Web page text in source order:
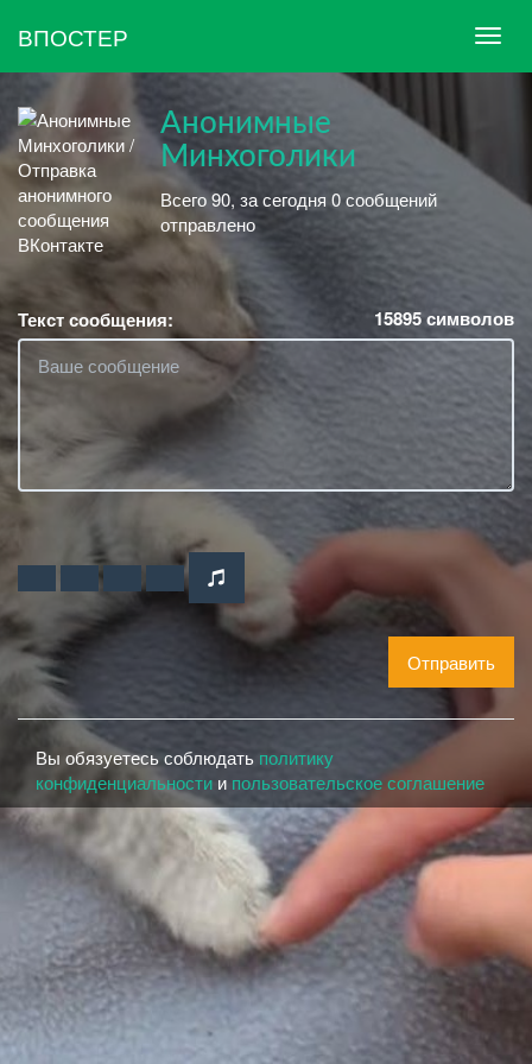
ВПОСТЕР
Анонимные
Минхоголики
Всего 90, за сегодня 0 сообщений
отправлено
Текст сообщения: 15895символов
Отправить
Вы обязуетесь соблюдать политику
конфиденциальности и пользовательское соглашение